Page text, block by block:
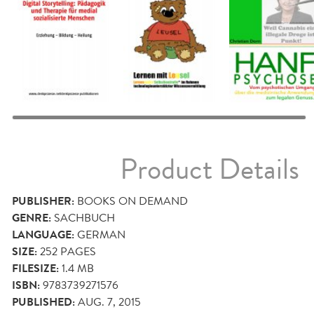
Product Details
PUBLISHER: BOOKS ON DEMAND
GENRE: SACHBUCH
LANGUAGE:GERMAN
SIZE:252 PAGES
FILESIZE:1.4 MB
ISBN:9783739271576
PUBLISHED:AUG. 7, 2015